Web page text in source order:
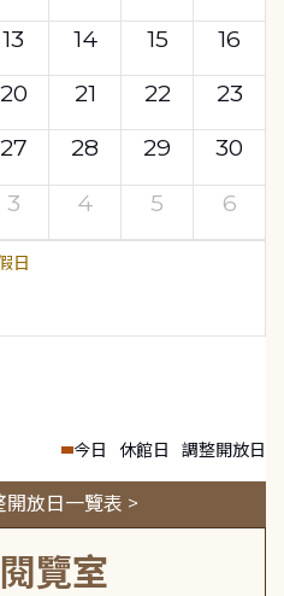
13 14 15
16
20 21 22
23
27 28 29
30
3 4 5 6
日
今日 休館日 調整開放日
放日一覽表 >
覽室